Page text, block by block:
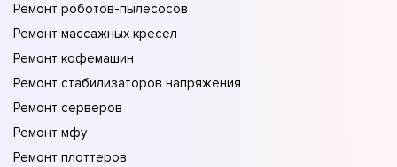
Ремонт роботов-пылесосов
Ремонт массажных кресел
Ремонт кофемашин
Ремонт стабилизаторов напряжения
Ремонт серверов
Ремонт мфу
Ремонт плоттеров